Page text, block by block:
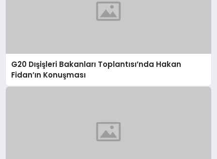
G20 Dışişleri Bakanları Toplantısı’nda Hakan
Fidan’ın Konuşması